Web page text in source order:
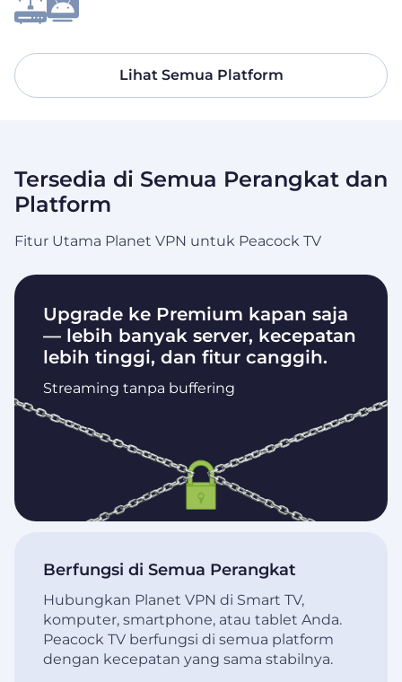
Lihat Semua Platform
Tersedia di Semua Perangkat dan
Platform
Fitur Utama Planet VPN untuk Peacock TV
Upgrade ke Premium kapan saja
— lebih banyak server, kecepatan
lebih tinggi, dan fitur canggih.
Streaming tanpa buffering
Berfungsi di Semua Perangkat
Hubungkan Planet VPN di Smart TV,
komputer, smartphone, atau tablet Anda.
Peacock TV berfungsi di semua platform
dengan kecepatan yang sama stabilnya.